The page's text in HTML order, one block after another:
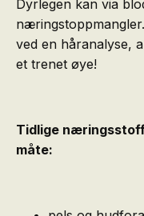
Dyrlegen kan via
ved en håranalyse,
et trenet øye!
Tidlige
måte: